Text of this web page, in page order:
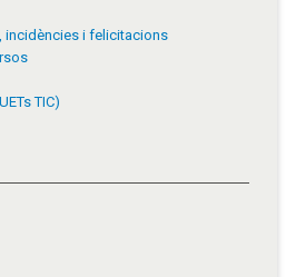
incidències i felicitacions
TIC)